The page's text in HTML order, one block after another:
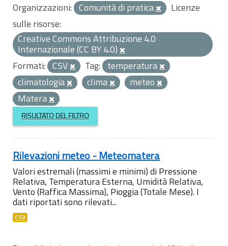
Organizzazioni: Comunità di pratica
Licenze
sulle risorse:
Creative Commons Attribuzione 4.0
Internazionale (CC BY 4.0)
Formati: CSV Tag: temperatura
climatologia
clima
meteo
Matera
RISULTATO DEL FILTRO
Rilevazioni meteo - Meteomatera
Valori estremali (massimi e minimi) di Pressione
Relativa, Temperatura Esterna, Umidità Relativa,
Vento (Raffica Massima), Pioggia (Totale Mese). I
dati riportati sono rilevati...
CSV